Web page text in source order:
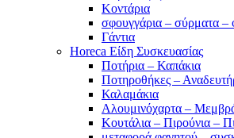
Κοντάρια
σφουγγάρια – σύρματα –
Γάντια
Horeca Είδη Συσκευασίας
Ποτήρια – Καπάκια
Ποτηροθήκες –
Καλαμάκια
Αλουμινόχαρτα –
Κουτάλια – Πιρούνια –